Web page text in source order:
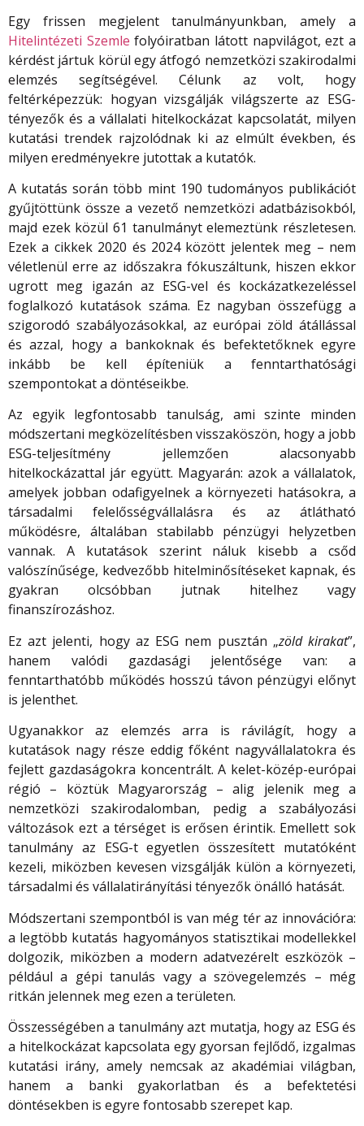
Egy frissen megjelent tanulmányunkban, amely a
Hitelintézeti Szemle folyóiratban látott napvilágot, ezt a
kérdést jártuk körül egy átfogó nemzetközi szakirodalmi
elemzés segítségével. Célunk az volt, hogy
feltérképezzük: hogyan vizsgálják világszerte az ESG-
tényezők és a vállalati hitelkockázat kapcsolatát, milyen
kutatási trendek rajzolódnak ki az elmúlt években, és
milyen eredményekre jutottak a kutatók.
A kutatás során több mint 190 tudományos publikációt
gyűjtöttünk össze a vezető nemzetközi adatbázisokból,
majd ezek közül 61 tanulmányt elemeztünk részletesen.
Ezek a cikkek 2020 és 2024 között jelentek meg – nem
véletlenül erre az időszakra fókuszáltunk, hiszen ekkor
ugrott meg igazán az ESG-vel és kockázatkezeléssel
foglalkozó kutatások száma. Ez nagyban összefügg a
szigorodó szabályozásokkal, az európai zöld átállással
és azzal, hogy a bankoknak és befektetőknek egyre
inkább be kell építeniük a fenntarthatósági
szempontokat a döntéseikbe.
Az egyik legfontosabb tanulság, ami szinte minden
módszertani megközelítésben visszaköszön, hogy a jobb
ESG-teljesítmény jellemzően alacsonyabb
hitelkockázattal jár együtt. Magyarán: azok a vállalatok,
amelyek jobban odafigyelnek a környezeti hatásokra, a
társadalmi felelősségvállalásra és az átlátható
működésre, általában stabilabb pénzügyi helyzetben
vannak. A kutatások szerint náluk kisebb a csőd
valószínűsége, kedvezőbb hitelminősítéseket kapnak, és
gyakran olcsóbban jutnak hitelhez vagy
finanszírozáshoz.
Ez azt jelenti, hogy az ESG nem pusztán „zöld kirakat”,
hanem valódi gazdasági jelentősége van: a
fenntarthatóbb működés hosszú távon pénzügyi előnyt
is jelenthet.
Ugyanakkor az elemzés arra is rávilágít, hogy a
kutatások nagy része eddig főként nagyvállalatokra és
fejlett gazdaságokra koncentrált. A kelet-közép-európai
régió – köztük Magyarország – alig jelenik meg a
nemzetközi szakirodalomban, pedig a szabályozási
változások ezt a térséget is erősen érintik. Emellett sok
tanulmány az ESG-t egyetlen összesített mutatóként
kezeli, miközben kevesen vizsgálják külön a környezeti,
társadalmi és vállalatirányítási tényezők önálló hatását.
Módszertani szempontból is van még tér az innovációra:
a legtöbb kutatás hagyományos statisztikai modellekkel
dolgozik, miközben a modern adatvezérelt eszközök –
például a gépi tanulás vagy a szövegelemzés – még
ritkán jelennek meg ezen a területen.
Összességében a tanulmány azt mutatja, hogy az ESG és
a hitelkockázat kapcsolata egy gyorsan fejlődő, izgalmas
kutatási irány, amely nemcsak az akadémiai világban,
hanem a banki gyakorlatban és a befektetési
döntésekben is egyre fontosabb szerepet kap.